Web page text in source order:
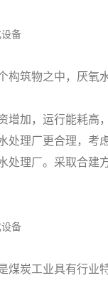
筑物之中，厌氧
加，运行能耗高
理厂更合理，考
理厂。采取合建
炭工业具有行业